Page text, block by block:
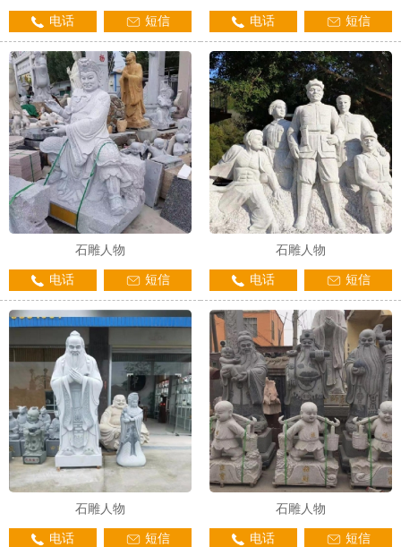
电话 短信 电话 短信
石雕人物
电话 短信
石雕人物
电话 短信
石雕人物
电话 短信
石雕人物
电话 短信